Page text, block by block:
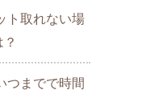
ト取れない場
つまでで時間